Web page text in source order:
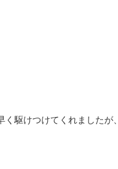
駆けつけてくれましたが、